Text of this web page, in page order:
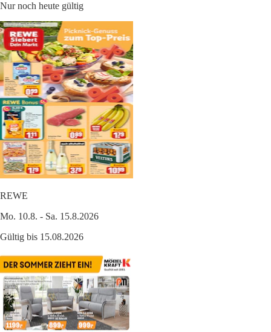
Nur noch heute gültig
REWE
Mo. 10.8. - Sa. 15.8.2026
Gültig bis 15.08.2026